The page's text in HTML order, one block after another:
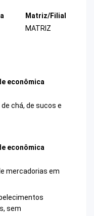
Matriz/Filial
MATRIZ
econômica
chá, de sucos e
econômica
mercadorias em
sem